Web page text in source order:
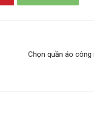
Chọn quần áo công